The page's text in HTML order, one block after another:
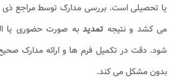
یا تحصیلی است. بررسی مدارک توسط مراجع
می کشد و نتیجه تمدیدبه صورت حضوری یا
شود. دقت در تکمیل فرم ها و ارائه مدارک
بدون مشکل می کند.